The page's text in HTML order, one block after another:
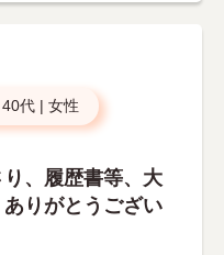
40代 | 女性
、履歴書等、大
りがとうござい